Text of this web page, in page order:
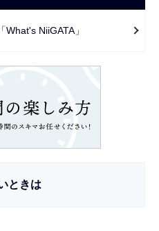
NiiGATA」
ときは